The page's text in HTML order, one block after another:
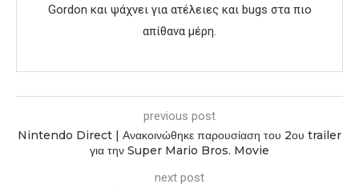
Gordon και ψάχνει για ατέλειες και bugs στα πιο
απίθανα μέρη.
previous post
Nintendo Direct | Ανακοινώθηκε παρουσίαση του 2ου trailer
για την Super Mario Bros. Movie
next post